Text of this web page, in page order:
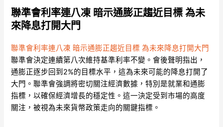
聯準會利率連八凍 暗示通膨正趨近目標 為未
來降息打開大門
聯準會利率連八凍 暗示通膨正趨近目標 為未來降息打開大門
聯準會決定連續第八次維持基準利率不變。會後聲明指出，
通膨正逐步回到2%的目標水平，這為未來可能的降息打開了
大門。聯準會強調將密切關注經濟數據，特別是就業和通膨
指標，以確保經濟增長的穩定性。這一決定受到市場的高度
關注，被視為未來貨幣政策走向的關鍵指標。